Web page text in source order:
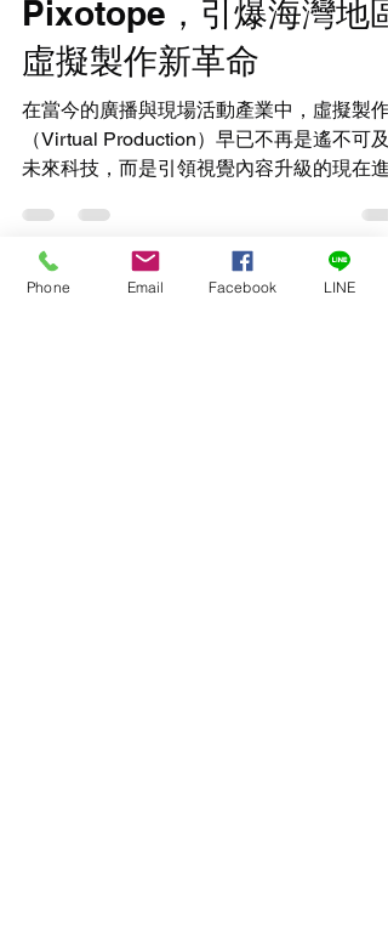
2月25日 讀畢需時 3 分鐘
Virtual Production
Ventum Tech 攜手
Phone Email Facebook LINE